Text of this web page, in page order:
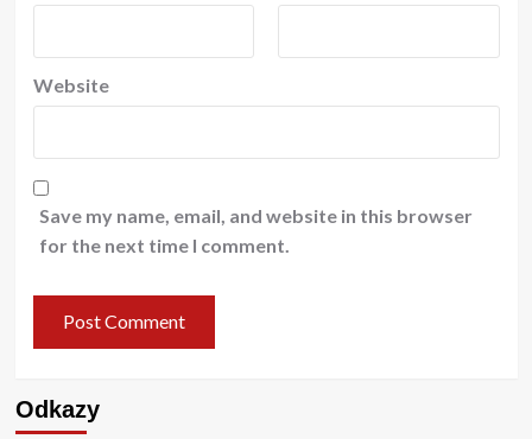
Website
Save my name, email, and website in this browser
for the next time I comment.
Odkazy